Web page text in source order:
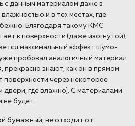
с данным материалом даже в
и в тех местах, где
Блягодаря такому КМС
к поверхности (даже изогнутой),
максимальный эффект шумо-
пробовал аналогичный материал
прекрасно знают, как он в прямом
поверхности через некоторое
двери, где влажно). С материалами
будет.
бумажный, не отходит от